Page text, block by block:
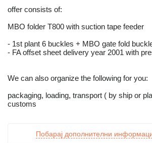
offer consists of:
MBO folder T800 with suction tape feeder
- 1st plant 6 buckles + MBO gate fold
- FA offset sheet delivery year 2001 with
We can also organize the following for you:
packaging, loading, transport ( by ship or
customs
Побарај дополнителни